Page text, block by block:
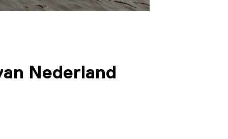
Nederland